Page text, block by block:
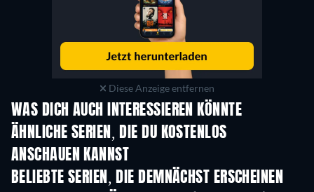
Diese Anzeige entfernen
WAS DICH AUCH INTERESSIEREN KÖNNTE
Serie Serie
ÄHNLICHE SERIEN, DIE DU KOSTENLOS
ANSCHAUEN KANNST
Serie
BELIEBTE SERIEN, DIE DEMNÄCHST ERSCHEINEN
Serie Serie